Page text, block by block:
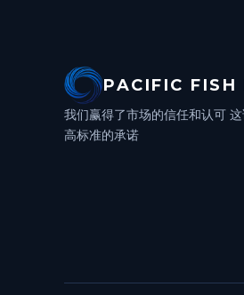
PACIFIC FISH
我们赢得了市场的信任和认可
高标准的承诺